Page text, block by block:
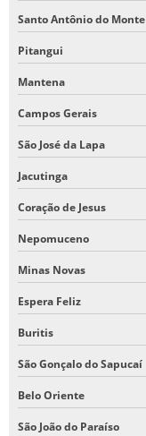
Santo Antônio do Monte
Pitangui
Mantena
Campos Gerais
São José da Lapa
Jacutinga
Coração de Jesus
Nepomuceno
Minas Novas
Espera Feliz
Buritis
São Gonçalo do Sapucaí
Belo Oriente
São João do Paraíso